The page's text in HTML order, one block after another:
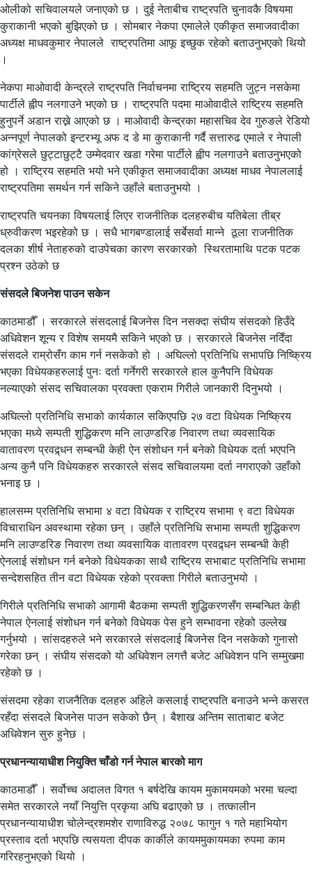
ओलीको सचिवालयले जनाएको छ । दुई नेताबीच राष्ट्रपति चुनावकै विषयमा
कुराकानी भएको बुझिएको छ । सोमबार नेकपा एमालेले एकीकृत समाजवादीका
अध्यक्ष माधवकुमार नेपालले राष्ट्रपतिमा आफू इच्छुक रहेको बताउनुभएको थियो
।
नेकपा माओवादी केन्द्रले राष्ट्रपति निर्वाचनमा राष्ट्रिय सहमति जुट्न नसकेमा
पार्टीले ह्वीप नलगाउने भएको छ । राष्ट्रपति पदमा माओवादीले राष्ट्रिय सहमति
हुनुपर्ने अडान राख्ने आएको छ । माओवादी केन्द्रका महासचिव देव गुरुङले रेडियो
अन्नपूर्ण नेपालको इन्टरभ्यू अफ द डे मा कुराकानी गर्दै सत्तारुढ एमाले र नेपाली
कांग्रेसले छुट्टाछुट्टै उम्मेदवार खडा गरेमा पार्टीले ह्वीप नलगाउने बताउनुभएको
हो । राष्ट्रिय सहमति भयो भने एकीकृत समाजवादीका अध्यक्ष माधव नेपाललाई
राष्ट्रपतिमा समर्थन गर्न सकिने उहाँले बताउनुभयो ।
राष्ट्रपति चयनका विषयलाई लिएर राजनीतिक दलहरुबीच यतिबेला तीब्र
ध्रुवीकरण भइरहेको छ । सधै भागबण्डालाई सर्बेसर्वा मान्ने ठूला राजनीतिक
दलका शीर्ष नेताहरुको दाउपेचका कारण सरकारको स्थिरतामाथि पटक पटक
प्रश्न उठेको छ
संसदले बिजनेश पाउन सकेन
काठमाडौँ । सरकारले संसदलाई बिजनेस दिन नसक्दा संघीय संसदको हिउँदे
अधिवेशन शून्य र विशेष समयमै सकिने भएको छ । सरकारले बिजनेस नदिँदा
संसदले राम्रोसँग काम गर्न नसकेको हो । अघिल्लो प्रतिनिधि सभापछि निष्क्रिय
भएका विधेयकहरुलाई पुनः दर्ता गर्नेगरी सरकारले हाल कुनैपनि विधेयक
नल्याएको संसद सचिवालका प्रवक्ता एकराम गिरीले जानकारी दिनुभयो ।
अघिल्लो प्रतिनिधि सभाको कार्यकाल सकिएपछि २७ वटा विधेयक निष्क्रिय
भएका मध्ये सम्पती शुद्धिकरण मनि लाउण्डरिङ निवारण तथा व्यवसायिक
वातावरण प्रवद्र्धन सम्बन्धी केही ऐन संशोधन गर्न बनेको विधेयक दर्ता भएपनि
अन्य कुनै पनि विधेयकहरु सरकारले संसद सचिवालयमा दर्ता नगराएको उहाँको
भनाइ छ ।
हालसम्म प्रतिनिधि सभामा ४ वटा विधेयक र राष्ट्रिय सभामा ९ वटा विधेयक
विचाराधिन अवस्थामा रहेका छन् । उहाँले प्रतिनिधि सभामा सम्पती शुद्धिकरण
मनि लाउण्डरिङ निवारण तथा व्यवसायिक वातावरण प्रवद्र्धन सम्बन्धी केही
ऐनलाई संशोधन गर्न बनेको विधेयकका साथै राष्ट्रिय सभाबाट प्रतिनिधि सभामा
सन्देशसहित तीन वटा विधेयक रहेको प्रवक्ता गिरीले बताउनुभयो ।
गिरीले प्रतिनिधि सभाको आगामी बैठकमा सम्पती शुद्धिकरणसँग सम्बन्धित केही
नेपाल ऐनलाई संशोधन गर्न बनेको विधेयक पेस हुने सम्भावना रहेको उल्लेख
गर्नुभयो । सांसदहरुले भने सरकारले संसदलाई बिजनेस दिन नसकेको गुनासो
गरेका छन् । संघीय संसदको यो अधिवेशन लगत्तै बजेट अधिवेशन पनि सम्मुखमा
रहेको छ ।
संसदमा रहेका राजनैतिक दलहरु अहिले कसलाई राष्ट्रपति बनाउने भन्ने कसरत
रहँदा संसदले बिजनेस पाउन सकेको छैन् । बैशाख अन्तिम साताबाट बजेट
अधिवेशन सुरु हुनेछ ।
प्रधानन्यायाधीश नियुक्ति चाँडो गर्न नेपाल बारको माग
काठमाडौँ । सर्वोच्च अदालत विगत १ बर्षदेखि कायम मुकामयमको भरमा चल्दा
समेत सरकारले नयाँ नियुत्ति प्रकृया अघि बढाएको छ । तत्कालीन
प्रधानन्यायाधीश चोलेन्द्रशमशेर राणाविरुद्ध २०७८ फागुन १ गते महाभियोग
प्रस्ताव दर्ता भएपछि त्यसयता दीपक कार्कीले कायममुकायमका रुपमा काम
गरिरहनुभएको थियो ।